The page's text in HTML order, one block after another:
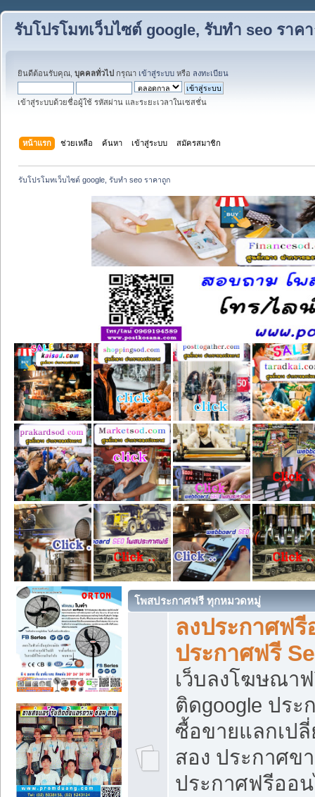
รับโปรโมทเว็บไซต์ google, รับทำ seo ราค
ยินดีต้อนรับคุณ, บุคคลทั่วไป กรุณา เข้าสู่ระบบ หรือ ลงทะเบียน
เข้าสู่ระบบด้วยชื่อผู้ใช้ รหัสผ่าน และระยะเวลาในเซสชั่น
หน้าแรก ช่วยเหลือ ค้นหา เข้าสู่ระบบ สมัครสมาชิก
รับโปรโมทเว็บไซต์ google, รับทำ seo ราคาถูก
โพสประกาศฟรี ทุกหมวดหมู่
ลงประกาศฟ
ประกาศฟรี
เว็บลงโฆษณา
ติดgoogle ปร
ซื้อขายแลกเป
สอง ประกาศข
ประกาศฟรีออ